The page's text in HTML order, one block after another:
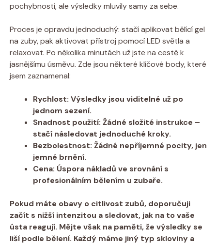
pochybnosti, ‍ale výsledky mluvily ‌samy za sebe.
Proces je opravdu jednoduchý: stačí aplikovat bělící⁢ gel
na zuby, pak⁣ aktivovat přístroj pomocí LED světla a
relaxovat. Po několika ⁢minutách⁢ už jste na cestě k
jasnějšímu úsměvu. Zde jsou některé klíčové body, které
jsem zaznamenal:
Rychlost: Výsledky jsou viditelné už ​po
jednom sezení.
Snadnost použití: Žádné složité instrukce –
stačí následovat jednoduché ⁣kroky.
Bezbolestnost: Žádné nepříjemné pocity, jen
jemné brnění.
Cena: Úspora nákladů ve srovnání ‌s
profesionálním bělením u zubaře.
Pokud máte obavy o citlivost zubů, doporučuji⁤
začít s nižší intenzitou a sledovat, jak na to vaše‍
ústa reagují. Mějte však na ⁤paměti, že výsledky ‍se
liší podle bělení. Každý‌ máme jiný typ skloviny a